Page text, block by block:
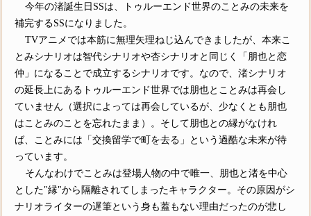
今年の渚誕生日SSは、トゥルーエンド世界のことみの未来を
補完するSSになりました。
TVアニメでは本筋に無理矢理ねじ込んできましたが、本来こ
とみシナリオは智代シナリオや杏シナリオと同じく「朋也と恋
仲」になることで成立するシナリオです。なので、渚シナリオ
の延長上にあるトゥルーエンド世界では朋也とことみは再会し
ていません（選択によっては再会しているが、少なくとも朋也
はことみのことを忘れたまま）。そして朋也との縁がなけれ
ば、ことみには「交換留学で町を去る」という過酷な未来が待
っています。
そんなわけでことみは登場人物の中で唯一、朋也と渚を中心
とした"縁"から隔離されてしまったキャラクター。その原因がシ
ナリオライターの遅筆という身も蓋もない理由だったのが悲し